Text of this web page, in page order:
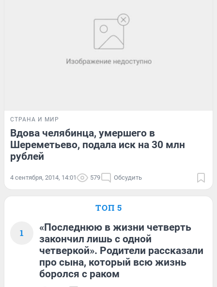
СТРАНА И МИР
Вдова челябинца, умершего в
Шереметьево, подала иск на 30 млн
рублей
4 сентября, 2014, 14:01 579 Обсудить
ТОП 5
1
«Последнюю в жизни четверть
закончил лишь с одной
четверкой». Родители рассказали
про сына, который всю жизнь
боролся с раком